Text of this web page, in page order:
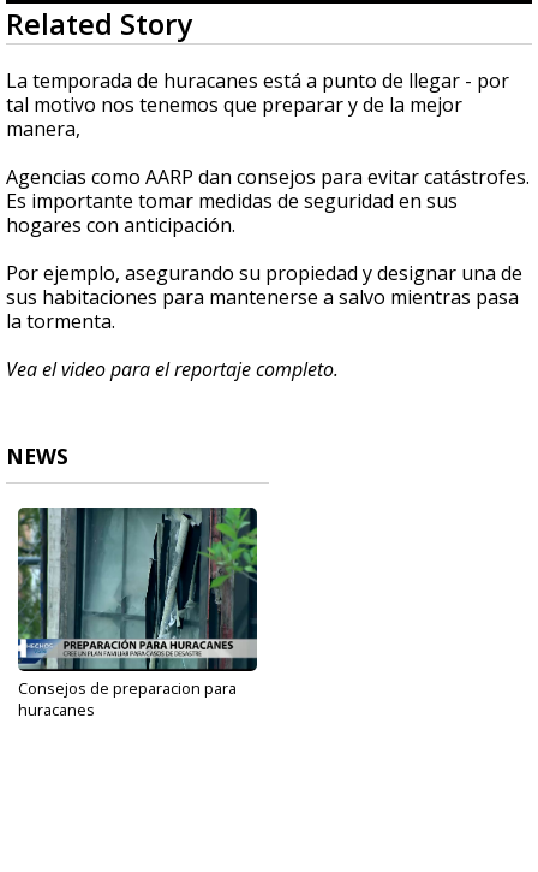
0
seconds
of
2
minutes,
37
seconds
Related Story
La temporada de huracanes está a punto de llegar - por
tal motivo nos tenemos que preparar y de la mejor
manera,
Agencias como AARP dan consejos para evitar catástrofes.
Es importante tomar medidas de seguridad en sus
hogares con anticipación.
Por ejemplo, asegurando su propiedad y designar una de
sus habitaciones para mantenerse a salvo mientras pasa
la tormenta.
Vea el video para el reportaje completo.
NEWS
Consejos de preparacion para
huracanes